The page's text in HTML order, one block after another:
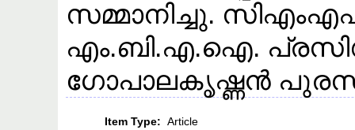
സമ്മാനിച്ചു.
എം.ബി.എ.ഐ.
ഗോപാലകൃഷ്ണൻ
Item Type: Article